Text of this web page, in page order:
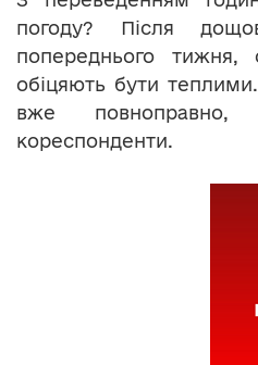
погоду? Після
попереднього тижня,
обіцяють бути
вже повноправно,
кореспонденти.